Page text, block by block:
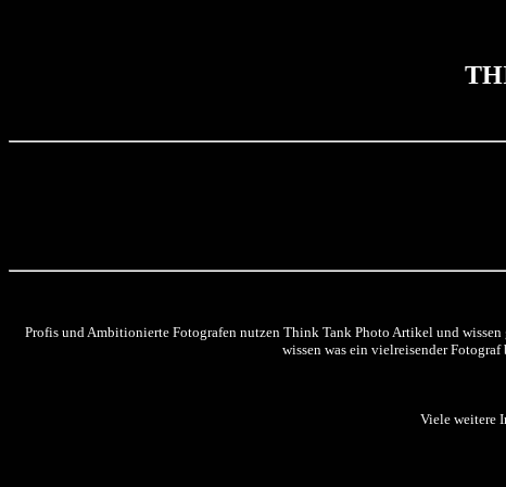
Profis und Ambitionierte Fotografen nutzen Think Tank Photo Artikel und
wissen was ein vielreisender
Viele weitere